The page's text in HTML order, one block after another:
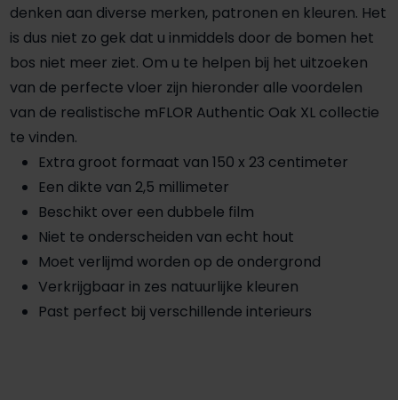
denken aan diverse merken, patronen en kleuren. Het
is dus niet zo gek dat u inmiddels door de bomen het
bos niet meer ziet. Om u te helpen bij het uitzoeken
van de perfecte vloer zijn hieronder alle voordelen
van de realistische mFLOR Authentic Oak XL collectie
te vinden.
Extra groot formaat van 150 x 23 centimeter
Een dikte van 2,5 millimeter
Beschikt over een dubbele film
Niet te onderscheiden van echt hout
Moet verlijmd worden op de ondergrond
Verkrijgbaar in zes natuurlijke kleuren
Past perfect bij verschillende interieurs